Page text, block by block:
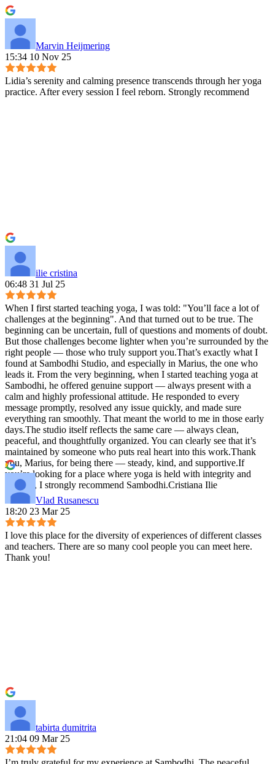
Marvin Heijmering
15:34 10 Nov 25
Lidia’s serenity and calming presence transcends through her yoga
practice. After every session I feel reborn. Strongly recommend
ilie cristina
06:48 31 Jul 25
When I first started teaching yoga, I was told: "You’ll face a lot of
challenges at the beginning". And that turned out to be true. The
beginning can be uncertain, full of questions and moments of doubt.
But those challenges become lighter when you’re surrounded by the
right people — those who truly support you.That’s exactly what I
found at Sambodhi Studio, and especially in Marius, the one who
leads it. From the very beginning, when I started teaching yoga at
Sambodhi, he offered genuine support — always present with a
calm and highly professional attitude. He responded to every
message promptly, resolved any issue quickly, and made sure
everything ran smoothly. That meant the world to me in those early
days.The studio itself reflects the same care — always clean,
peaceful, and thoughtfully organized. You can clearly see that it’s
maintained by someone who puts real heart into this work.Thank
you, Marius, for being there — steady, kind, and supportive.If
you’re looking for a place where yoga is held with integrity and
warmth, I strongly recommend Sambodhi.Cristiana Ilie
Vlad Rusanescu
18:20 23 Mar 25
I love this place for the diversity of experiences of different classes
and teachers. There are so many cool people you can meet here.
Thank you!
tabirta dumitrita
21:04 09 Mar 25